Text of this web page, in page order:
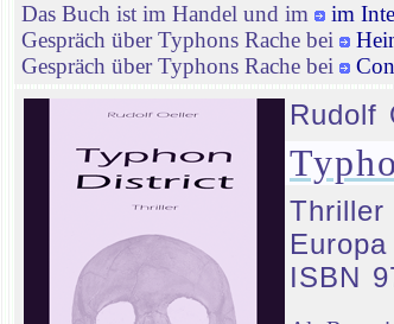
Das Buch ist im Handel und im
im
Gespräch über Typhons Rache bei
Gespräch über Typhons Rache bei
Rudolf
Thriller
ISBN